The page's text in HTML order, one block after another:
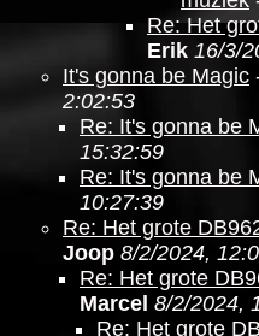
Re: Het
Erik 16/3/
It's gonna be Magic
2:02:53
Re: It's gonna be
15:32:59
Re: It's gonna be
10:27:39
Re: Het grote
Joop 8/2/2024,
Re: Het grote
Marcel 8/2/2024,
Re: Het grote